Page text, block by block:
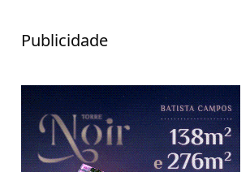
Publicidade